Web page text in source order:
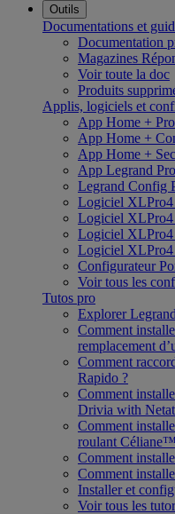
Outils
Documentations et
Documentation
Magazines
Voir toute la doc
Produits
Applis, logiciels et
App Home + Pro
App Home +
App Home +
App Legrand Pro
Legrand Config
Logiciel XLPro4
Logiciel XLPro4
Logiciel XLPro4
Logiciel XLPro4
Configurateur
Voir tous les
Tutos pro
Explorer
Comment
remplacement
Comment
Rapido ?
Comment
Drivia with
Comment
roulant
Comment
Comment
Installer et
Voir tous les